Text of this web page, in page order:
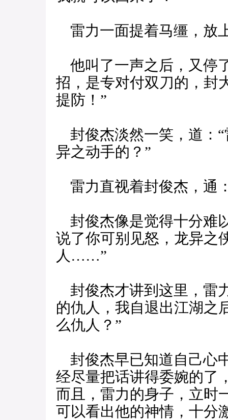
雷力一面提着马缰，放
他叫了一声之后，又停
招，是专对付双刀的，封
提防！”
封俊杰淡然一笑，道：
异之动手的？”
雷力直视着封俊杰，通
封俊杰像是觉得十分难
说了你可别见怒，龙异之
人……”
封俊杰才讲到这里，雷
的仇人，我自退出江湖之
么仇人？”
封俊杰早已知道自己心
经尽量把话讲得委婉的了
而且，雷力的身子，立时
可以看出他的神情，十分